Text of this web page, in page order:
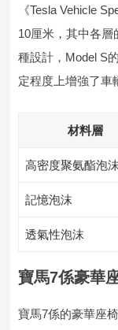
《Tesla Vehicle
10厘米，其中各層
種設計，Model S
定程度上增強了車
材料層
高密度聚氨酯泡沫
記憶泡沫
透氣性泡沫
寶馬7係豪華
寶馬7係的豪華座